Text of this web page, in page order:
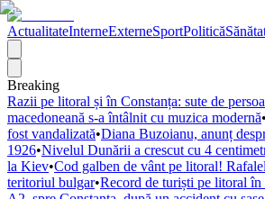
ActualitateInterneExterneSportPolitică
Breaking
Razii pe litoral și în Constanța: sute de
macedoneană s-a întâlnit cu muzica modernă•
fost vandalizată•Diana Buzoianu, anunț
1926•Nivelul Dunării a crescut cu 4
la Kiev•Cod galben de vânt pe litoral!
teritoriul bulgar•Record de turiști pe litoral în